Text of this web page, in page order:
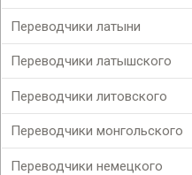
Переводчики латыни
Переводчики латышского
Переводчики литовского
Переводчики монгольского
Переводчики немецкого